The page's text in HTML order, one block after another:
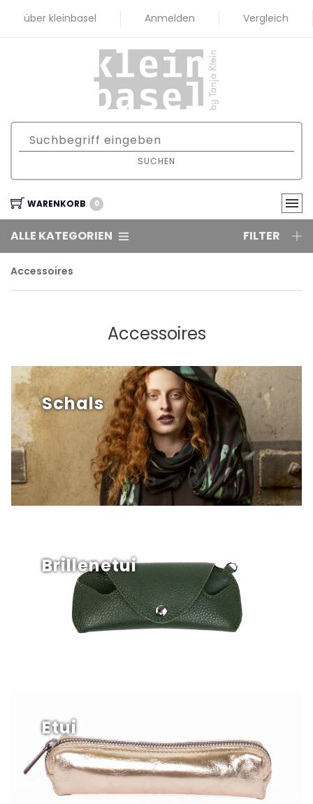
über kleinbasel Anmelden Vergleich
SUCHEN
WARENKORB 0
ALLE KATEGORIEN FILTER
Accessoires
Accessoires
Schals
Brillenetui
Etui